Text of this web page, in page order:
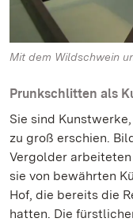
Mit dem Wildschwein
Prunkschlitten als
Sie sind
zu groß erschien.
Vergolder
sie von bewährten
Hof, die bereits die
hatten. Die